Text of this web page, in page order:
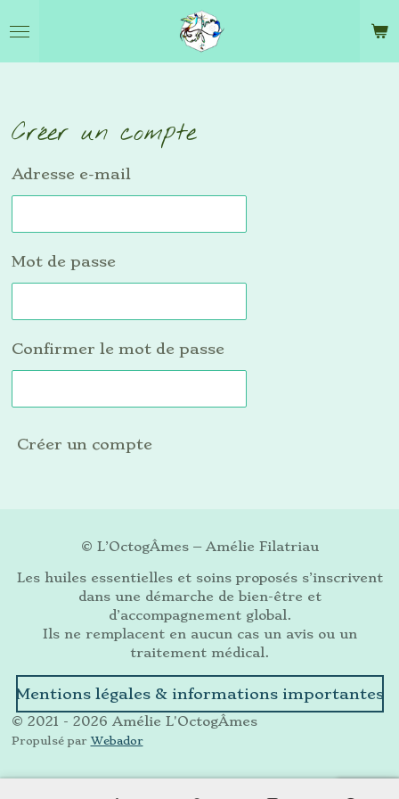
au
contenu
Créer un compte
Adresse e-mail
Mot de passe
Confirmer le mot de passe
Créer un compte
© L’OctogÂmes – Amélie Filatriau
Les huiles essentielles et soins proposés s’inscrivent
dans une démarche de bien-être et
d’accompagnement global.
Ils ne remplacent en aucun cas un avis ou un
traitement médical.
Mentions légales & informations importantes
© 2021 - 2026 Amélie L'OctogÂmes
Propulsé par Webador